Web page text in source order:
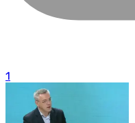
1